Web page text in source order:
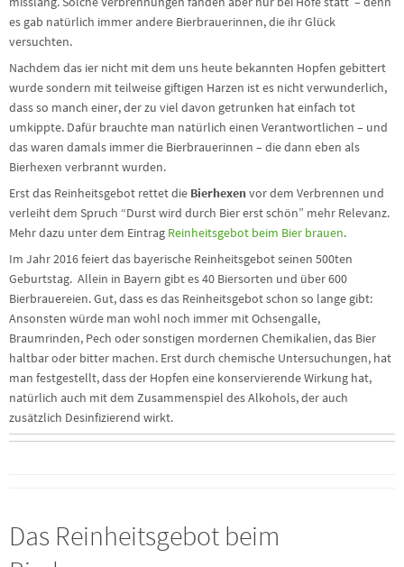
es gab natürlich immer andere Bierbrauerinnen, die ihr Glück
versuchten.
Nachdem das ier nicht mit dem uns heute bekannten Hopfen gebittert
wurde sondern mit teilweise giftigen Harzen ist es nicht verwunderlich,
dass so manch einer, der zu viel davon getrunken hat einfach tot
umkippte. Dafür brauchte man natürlich einen Verantwortlichen – und
das waren damals immer die Bierbrauerinnen – die dann eben als
Bierhexen verbrannt wurden.
Erst das Reinheitsgebot rettet die Bierhexenvor dem Verbrennen und
verleiht dem Spruch “Durst wird durch Bier erst schön” mehr Relevanz.
Mehr dazu unter dem Eintrag Reinheitsgebot beim Bier brauen.
Im Jahr 2016 feiert das bayerische Reinheitsgebot seinen 500ten
Geburtstag. Allein in Bayern gibt es 40 Biersorten und über 600
Bierbrauereien. Gut, dass es das Reinheitsgebot schon so lange gibt:
Ansonsten würde man wohl noch immer mit Ochsengalle,
Braumrinden, Pech oder sonstigen mordernen Chemikalien, das Bier
haltbar oder bitter machen. Erst durch chemische Untersuchungen, hat
man festgestellt, dass der Hopfen eine konservierende Wirkung hat,
natürlich auch mit dem Zusammenspiel des Alkohols, der auch
zusätzlich Desinfizierend wirkt.
Das Reinheitsgebot beim